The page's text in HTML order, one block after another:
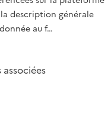
description générale
au f…